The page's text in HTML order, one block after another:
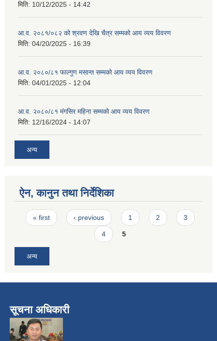
मिति: 10/12/2025 - 14:42
आ.व. २०८१/०८२ को श्रवण देखि चैत्र सम्मको आय व्यय विवरण
मिति: 04/20/2025 - 16:39
आ.व. २०८०/८१ फाल्गुण मसान्त सम्मको आय व्यय विवरण
मिति: 04/01/2025 - 12:04
आ.व. २०८०/८१ मंगसिर महिना सम्मको आय व्यय विवरण
मिति: 12/16/2024 - 14:07
अन्य
ऐन, कानुन तथा निर्देशिका
Pages
« first ‹ previous 1 2 3
4 5
अन्य
सूचना अधिकारी